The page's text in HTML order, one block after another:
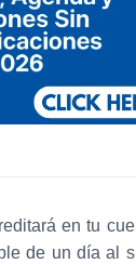
en tu
de un día al